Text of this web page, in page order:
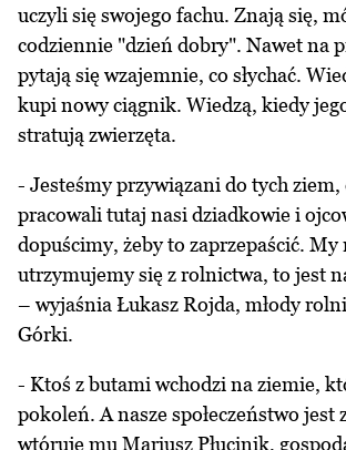
uczyli się swojego fachu. Znają się,
codziennie "dzień dobry". Nawet na
pytają się wzajemnie, co słychać.
kupi nowy ciągnik. Wiedzą, kiedy
stratują zwierzęta.
- Jesteśmy przywiązani do tych
pracowali tutaj nasi dziadkowie i
dopuścimy, żeby to zaprzepaścić.
utrzymujemy się z rolnictwa, to jest
– wyjaśnia Łukasz Rojda, młody
Górki.
- Ktoś z butami wchodzi na ziemie,
pokoleń. A nasze społeczeństwo jest
wtóruje mu Mariusz Płucinik,